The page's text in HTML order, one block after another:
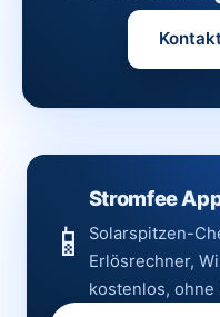
📱
Stromfee
Solarspitzen-
Erlösrechner,
kostenlos, ohne